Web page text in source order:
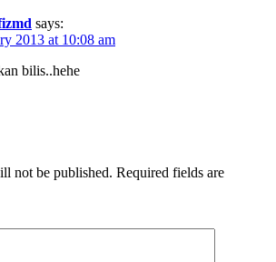
says:
2013 at 10:08 am
bilis..hehe
not be published. Required fields are